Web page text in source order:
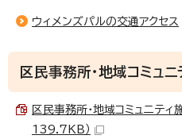
ウィメンズパルの交通アクセス
区民事務所・地域コミュ
区民事務所・地域コミュニテ
139.7KB）